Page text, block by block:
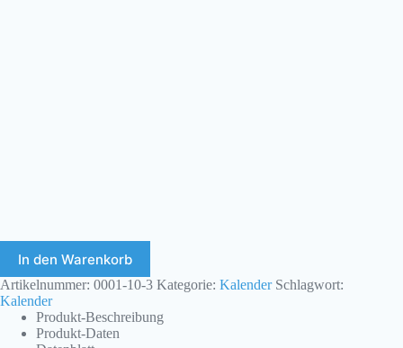
In den Warenkorb
Artikelnummer: 0001-10-3 Kategorie: Kalender Schlagwort:
Kalender
Produkt-Beschreibung
Produkt-Daten